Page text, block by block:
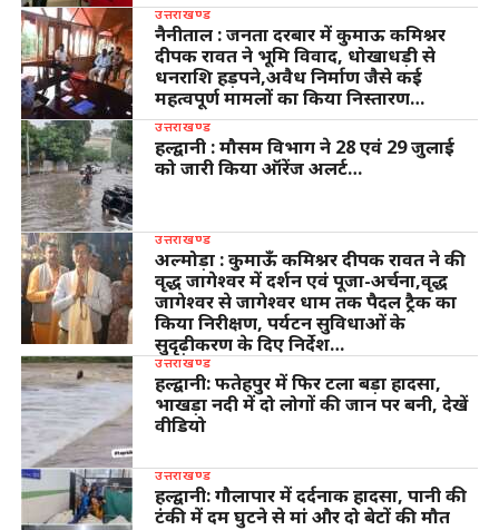
उत्तराखण्ड
नैनीताल : जनता दरबार में कुमाऊ कमिश्नर
दीपक रावत ने भूमि विवाद, धोखाधड़ी से
धनराशि हड़पने,अवैध निर्माण जैसे कई
महत्वपूर्ण मामलों का किया निस्तारण…
उत्तराखण्ड
हल्द्वानी : मौसम विभाग ने 28 एवं 29 जुलाई
को जारी किया ऑरेंज अलर्ट…
उत्तराखण्ड
अल्मोड़ा : कुमाऊँ कमिश्नर दीपक रावत ने की
वृद्ध जागेश्वर में दर्शन एवं पूजा-अर्चना,वृद्ध
जागेश्वर से जागेश्वर धाम तक पैदल ट्रैक का
किया निरीक्षण, पर्यटन सुविधाओं के
सुदृढ़ीकरण के दिए निर्देश…
उत्तराखण्ड
हल्द्वानी: फतेहपुर में फिर टला बड़ा हादसा,
भाखड़ा नदी में दो लोगों की जान पर बनी, देखें
वीडियो
उत्तराखण्ड
हल्द्वानी: गौलापार में दर्दनाक हादसा, पानी की
टंकी में दम घुटने से मां और दो बेटों की मौत